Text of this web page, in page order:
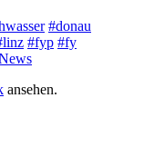
#donau
#fyp #fy
ansehen.